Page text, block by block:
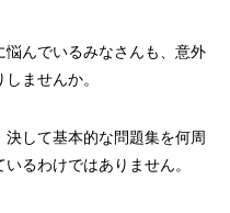
んでいるみなさんも、意外
ませんか。
して基本的な問題集を何周
るわけではありません。